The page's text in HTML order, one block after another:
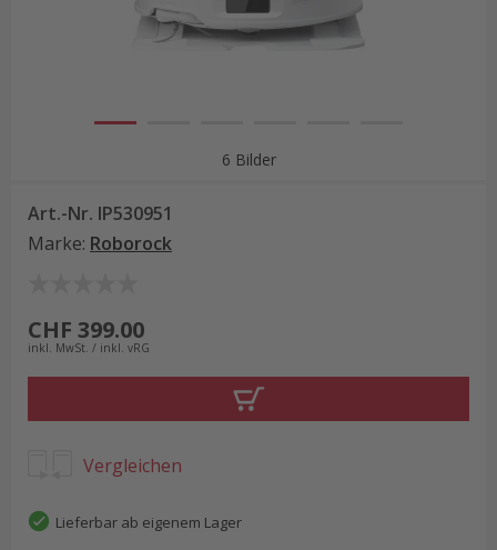
6 Bilder
Art.-Nr. IP530951
Marke: Roborock
CHF 399.00
inkl. MwSt. / inkl. vRG
Vergleichen
Lieferbar ab eigenem Lager